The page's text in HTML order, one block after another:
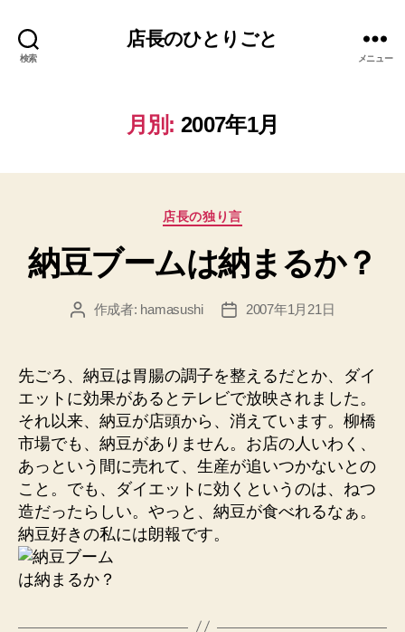
検索
店長のひとりごと
メニュー
月別: 2007年1月
カ
ゴ
リ
店長の独り言
納豆ブームは納まるか？
投 作成者: hamasushi
投
2007年1月21日
先ごろ、納豆は胃腸の調子を整えるだとか、ダイ
エットに効果があるとテレビで放映されました。
それ以来、納豆が店頭から、消えています。柳橋
市場でも、納豆がありません。お店の人いわく、
あっという間に売れて、生産が追いつかないとの
こと。でも、ダイエットに効くというのは、ねつ
造だったらしい。やっと、納豆が食べれるなぁ。
納豆好きの私には朗報です。